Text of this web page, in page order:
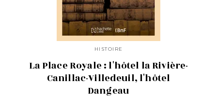
HISTOIRE
La Place Royale : l'hôtel la Rivière-
Canillac-Villedeuil, l'hôtel
Dangeau